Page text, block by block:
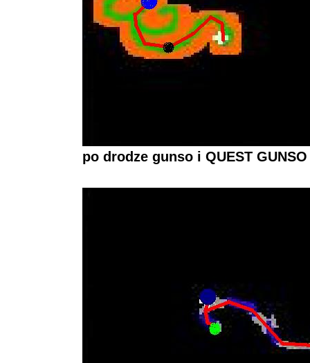
po drodze gunso i QUEST GUNSO